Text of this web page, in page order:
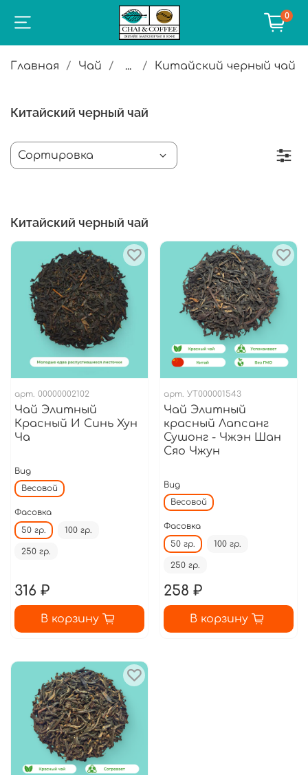
0
Главная Чай ... Китайский черный чай
Китайский черный чай
Китайский черный чай
арт. 00000002102
Чай Элитный
Красный И Синь Хун
Ча
Вид
Весовой
Фасовка
50 гр.
100 гр.
250 гр.
316 ₽
В корзину
арт. УТ000001543
Чай Элитный
красный Лапсанг
Сушонг - Чжэн Шан
Сяо Чжун
Вид
Весовой
Фасовка
50 гр.
100 гр.
250 гр.
258 ₽
В корзину